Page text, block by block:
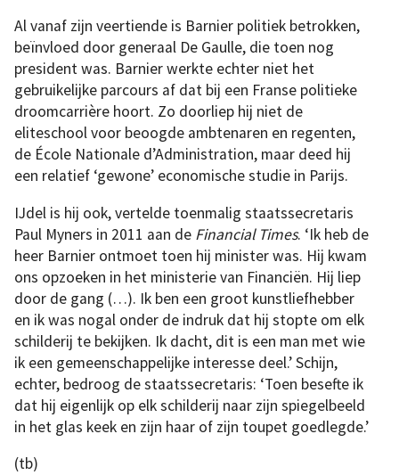
Al vanaf zijn veertiende is Barnier politiek betrokken,
beïnvloed door generaal De Gaulle, die toen nog
president was. Barnier werkte echter niet het
gebruikelijke parcours af dat bij een Franse politieke
droomcarrière hoort. Zo doorliep hij niet de
eliteschool voor beoogde ambtenaren en regenten,
de École Nationale d’Administration, maar deed hij
een relatief ‘gewone’ economische studie in Parijs.
IJdel is hij ook, vertelde toenmalig staatssecretaris
Paul Myners in 2011 aan de Financial Times. ‘Ik heb de
heer Barnier ontmoet toen hij minister was. Hij kwam
ons opzoeken in het ministerie van Financiën. Hij liep
door de gang (…). Ik ben een groot kunstliefhebber
en ik was nogal onder de indruk dat hij stopte om elk
schilderij te bekijken. Ik dacht, dit is een man met wie
ik een gemeenschappelijke interesse deel.’ Schijn,
echter, bedroog de staatssecretaris: ‘Toen besefte ik
dat hij eigenlijk op elk schilderij naar zijn spiegelbeeld
in het glas keek en zijn haar of zijn toupet goedlegde.’
(tb)